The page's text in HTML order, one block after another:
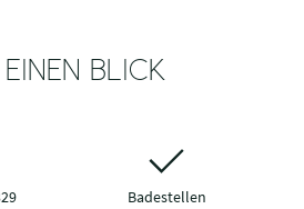
BLICK
Badestellen